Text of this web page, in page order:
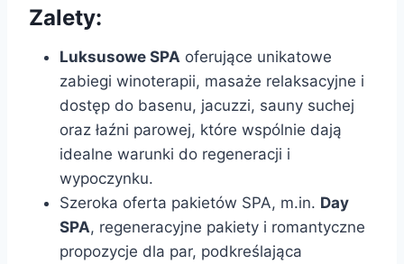
Zalety:
Luksusowe SPA oferujące unikatowe
zabiegi winoterapii, masaże relaksacyjne i
dostęp do basenu, jacuzzi, sauny suchej
oraz łaźni parowej, które wspólnie dają
idealne warunki do regeneracji i
wypoczynku.
Szeroka oferta pakietów SPA, m.in. Day
SPA, regeneracyjne pakiety i romantyczne
propozycje dla par, podkreślająca